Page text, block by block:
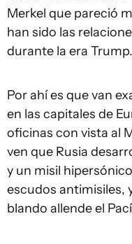
Merkel que pareció
han sido las
durante la era Trump.
Por ahí es que van
en las capitales de
oficinas con vista al
ven que Rusia
y un misil
escudos antimisiles,
blando allende el